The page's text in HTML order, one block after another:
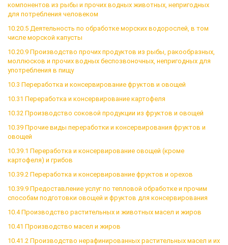
компонентов из рыбы и прочих водных животных, непригодных
для потребления человеком
10.20.5 Деятельность по обработке морских водорослей, в том
числе морской капусты
10.20.9 Производство прочих продуктов из рыбы, ракообразных,
моллюсков и прочих водных беспозвоночных, непригодных для
употребления в пищу
10.3 Переработка и консервирование фруктов и овощей
10.31 Переработка и консервирование картофеля
10.32 Производство соковой продукции из фруктов и овощей
10.39 Прочие виды переработки и консервирования фруктов и
овощей
10.39.1 Переработка и консервирование овощей (кроме
картофеля) и грибов
10.39.2 Переработка и консервирование фруктов и орехов
10.39.9 Предоставление услуг по тепловой обработке и прочим
способам подготовки овощей и фруктов для консервирования
10.4 Производство растительных и животных масел и жиров
10.41 Производство масел и жиров
10.41.2 Производство нерафинированных растительных масел и их